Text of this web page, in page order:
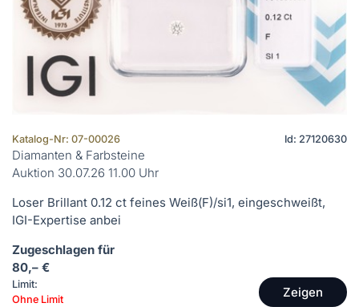
Katalog-Nr: 07-00026 Id: 27120630
Diamanten & Farbsteine
Auktion 30.07.26 11.00 Uhr
Loser Brillant 0.12 ct feines Weiß(F)/si1, eingeschweißt,
IGI-Expertise anbei
Zugeschlagen für
80,– €
Limit:
Ohne Limit
Zeigen